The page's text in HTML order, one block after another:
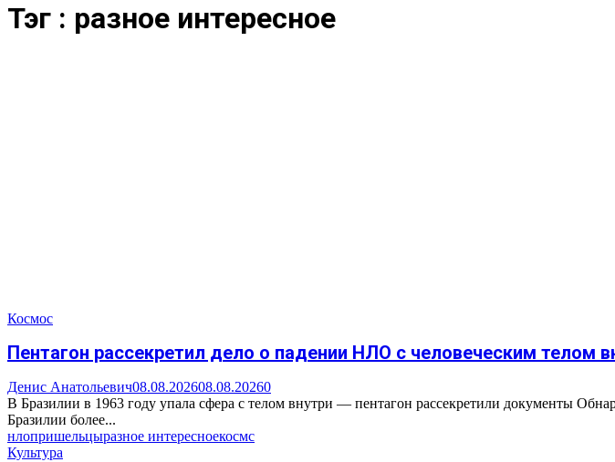
Тэг : разное интересное
Космос
Пентагон рассекретил дело о падении НЛО с человеческим телом
Денис Анатольевич08.08.202608.08.20260
В Бразилии в 1963 году упала сфера с телом внутри — пентагон рассекретили документы
Бразилии более...
нлопришельцыразное интересноекосмс
Культура